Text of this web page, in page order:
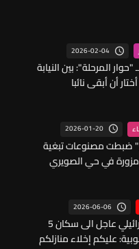
2026-02-04
"حوار المرحلة": بين النيابة
أن أبقى نائبا
2026-01-20
ضبطت مصنوعات تبغية
في حي الصويري
2026-06-06
إنذار إسرائيلي عاجل الى سكان 5
عليكم إخلاء منازلكم